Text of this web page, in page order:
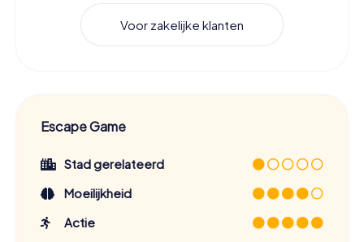
Voor zakelijke klanten
Escape Game
Stad gerelateerd
Moeilijkheid
Actie